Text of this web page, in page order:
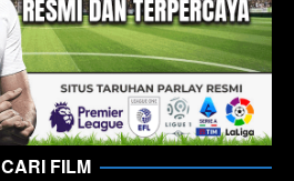
CARI FILM